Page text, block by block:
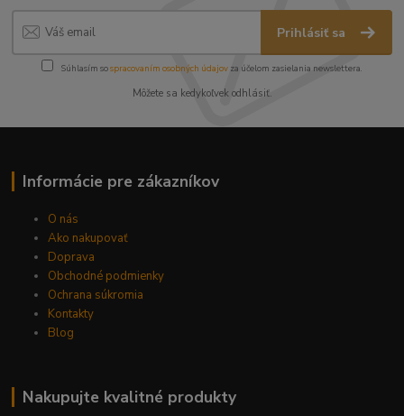
Prihlásiť sa
Súhlasím sospracovaním osobných údajov za účelom zasielania newslettera.
Môžete sa kedykoľvek odhlásiť.
Informácie pre zákazníkov
O nás
Ako nakupovať
Doprava
Obchodné podmienky
Ochrana súkromia
Kontakty
Blog
Nakupujte kvalitné produkty